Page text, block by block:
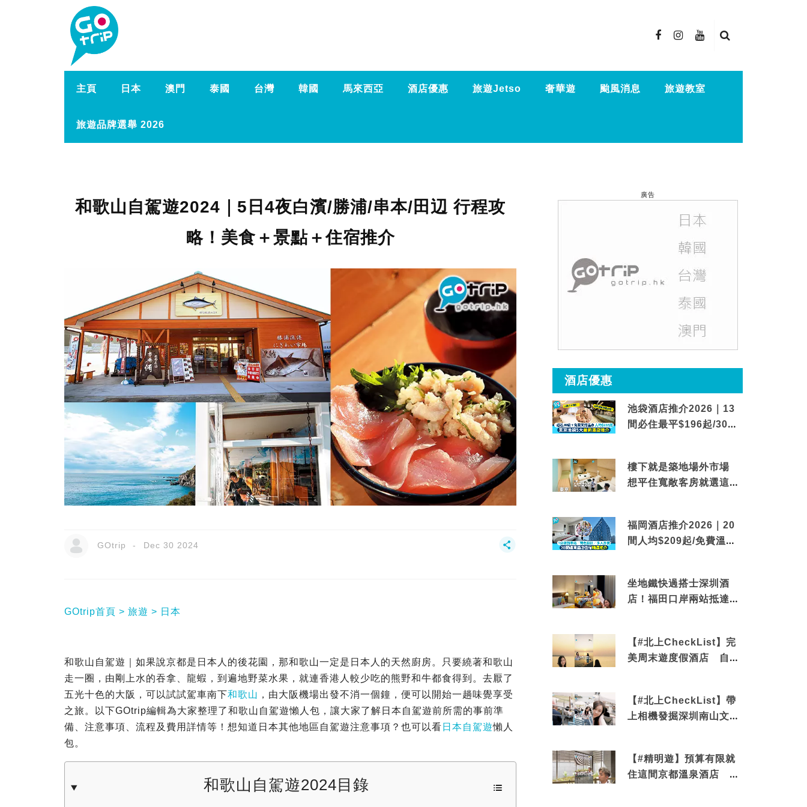
主頁 日本 澳門 泰國 台灣 韓國 馬來西亞 酒店優惠 旅遊Jetso 奢華遊 颱風消息 旅遊教室
旅遊品牌選舉 2026
和歌山自駕遊2024｜5日4夜白濱/勝浦/串本/田辺 行程攻
略！美食＋景點＋住宿推介
GOtrip Dec 30 2024
GOtrip首頁 旅遊 日本
和歌山自駕遊｜如果說京都是日本人的後花園，那和歌山一定是日本人的天然廚房。只要繞著和歌山
走一圈，由剛上水的吞拿、龍蝦，到遍地野菜水果，就連香港人較少吃的熊野和牛都食得到。去厭了
五光十色的大阪，可以試試駕車南下和歌山 ，由大阪機場出發不消一個鐘，便可以開始一趟味覺享受
之旅。以下GOtrip編輯為大家整理了和歌山自駕遊懶人包，讓大家了解日本自駕遊前所需的事前準
備、注意事項、流程及費用詳情等！想知道日本其他地區自駕遊注意事項？也可以看 日本自駕遊懶人
包。
和歌山自駕遊2024目錄
廣告
酒店優惠
池袋酒店推介2026｜13
間必住最平$196起/30秒
樓下就是築地場外市場
想平住寬敞客房就選這間
福岡酒店推介2026｜20
間人均$209起/免費溫泉/
坐地鐵快過搭士深圳酒
店！福田口岸兩站抵達
【#北上CheckList】完
美周末遊度假酒店 自帶
【#北上CheckList】帶
上相機發掘深圳南山文藝
【#精明遊】預算有限就
住這間京都溫泉酒店 車